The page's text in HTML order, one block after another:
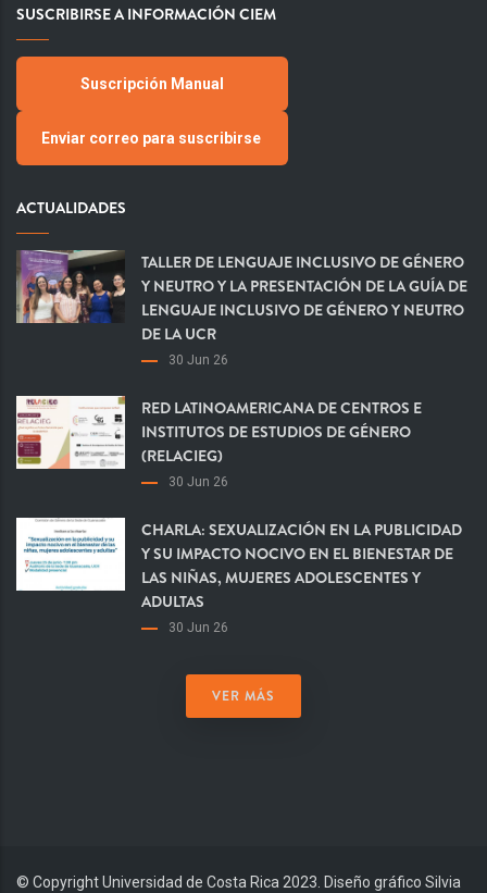
SUSCRIBIRSE A INFORMACIÓN CIEM
Suscripción Manual
Enviar correo para suscribirse
ACTUALIDADES
TALLER DE LENGUAJE INCLUSIVO DE GÉNERO
Y NEUTRO Y LA PRESENTACIÓN DE LA GUÍA DE
LENGUAJE INCLUSIVO DE GÉNERO Y NEUTRO
DE LA UCR
30 Jun 26
RED LATINOAMERICANA DE CENTROS E
INSTITUTOS DE ESTUDIOS DE GÉNERO
(RELACIEG)
30 Jun 26
CHARLA: SEXUALIZACIÓN EN LA PUBLICIDAD
Y SU IMPACTO NOCIVO EN EL BIENESTAR DE
LAS NIÑAS, MUJERES ADOLESCENTES Y
ADULTAS
30 Jun 26
VER MÁS
© Copyright Universidad de Costa Rica 2023. Diseño gráfico Silvia